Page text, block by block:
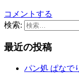
コメントする
検索:
最近の投稿
パン処 ぱなで